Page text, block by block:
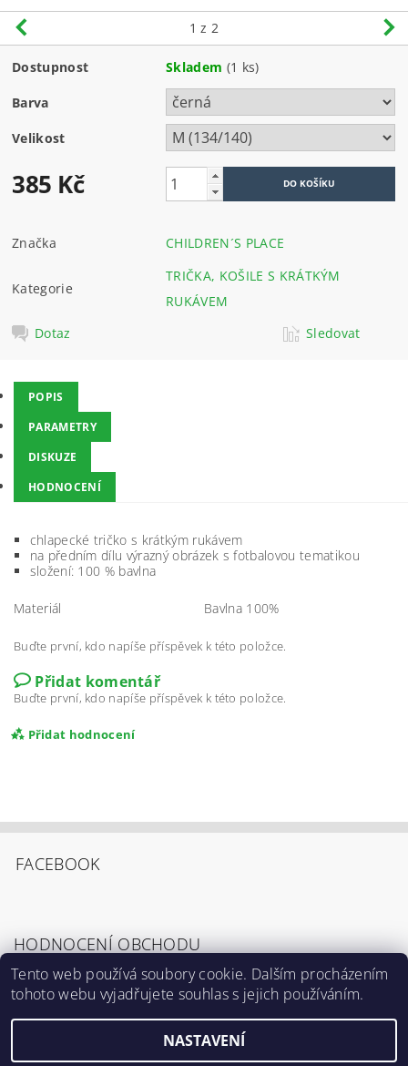
1 z 2
Dostupnost Skladem (1 ks)
Barva
Velikost
385 Kč
Značka CHILDREN´S PLACE
Kategorie
TRIČKA, KOŠILE S KRÁTKÝM
RUKÁVEM
Dotaz
Sledovat
POPIS
PARAMETRY
DISKUZE
HODNOCENÍ
chlapecké tričko s krátkým rukávem
na předním dílu výrazný obrázek s fotbalovou tematikou
složení: 100 % bavlna
Materiál Bavlna 100%
Buďte první, kdo napíše příspěvek k této položce.
Přidat komentář
Buďte první, kdo napíše příspěvek k této položce.
Přidat hodnocení
Souhlasím sPodmínkami ochrany osobních
FACEBOOK
HODNOCENÍ OBCHODU
Zobrazit všechna hodnocení obchodu
Tento web používá soubory cookie. Dalším procházením
tohoto webu vyjadřujete souhlas s jejich používáním.
NASTAVENÍ